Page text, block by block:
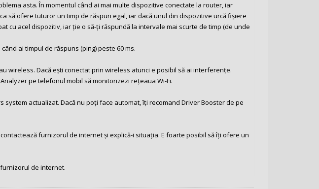
asta. În momentul când ai mai multe dispozitive conectate la router, iar
să ofere tuturor un timp de răspun egal, iar dacă unul din dispozitive urcă fișiere
cu acel dispozitiv, iar ție o să-ți răspundă la intervale mai scurte de timp (de unde
ai timpul de răspuns (ping) peste 60 ms.
wireless. Dacă ești conectat prin wireless atunci e posibil să ai interferențe.
pe telefonul mobil să monitorizezi rețeaua Wi-Fi.
system actualizat. Dacă nu poți face automat, îți recomand Driver Booster de pe
furnizorul de internet și explică-i situația. E foarte posibil să îți ofere un
de internet.